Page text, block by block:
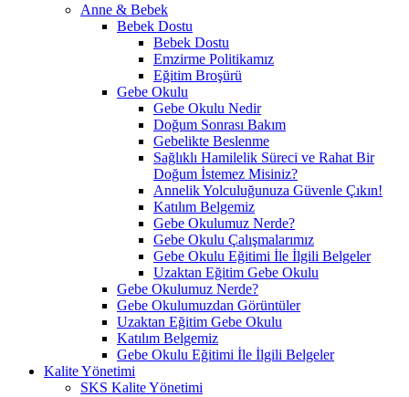
Anne & Bebek
Bebek Dostu
Bebek Dostu
Emzirme Politikamız
Eğitim Broşürü
Gebe Okulu
Gebe Okulu Nedir
Doğum Sonrası Bakım
Gebelikte Beslenme
Sağlıklı Hamilelik Süreci ve Rahat Bir
Doğum İstemez Misiniz?
Annelik Yolculuğunuza Güvenle Çıkın!
Katılım Belgemiz
Gebe Okulumuz Nerde?
Gebe Okulu Çalışmalarımız
Gebe Okulu Eğitimi İle İlgili Belgeler
Uzaktan Eğitim Gebe Okulu
Gebe Okulumuz Nerde?
Gebe Okulumuzdan Görüntüler
Uzaktan Eğitim Gebe Okulu
Katılım Belgemiz
Gebe Okulu Eğitimi İle İlgili Belgeler
Kalite Yönetimi
SKS Kalite Yönetimi